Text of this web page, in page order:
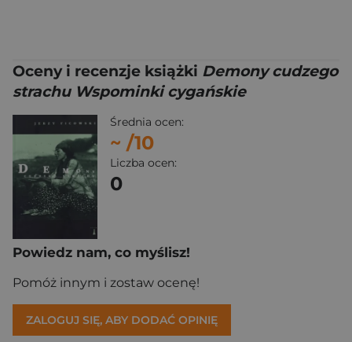
Oceny i recenzje książki Demony cudzego
strachu Wspominki cygańskie
Średnia ocen:
~ /10
Liczba ocen:
0
Powiedz nam, co myślisz!
Pomóż innym i zostaw ocenę!
ZALOGUJ SIĘ, ABY DODAĆ OPINIĘ